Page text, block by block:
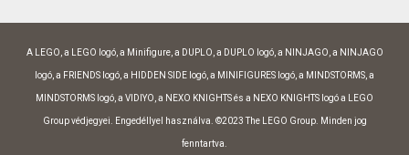
A LEGO, a LEGO logó, a Minifigure, a DUPLO, a DUPLO logó, a NINJAGO, a NINJAGO
logó, a FRIENDS logó, a HIDDEN SIDE logó, a MINIFIGURES logó, a MINDSTORMS, a
MINDSTORMS logó, a VIDIYO, a NEXO KNIGHTS és a NEXO KNIGHTS logó a LEGO
Group védjegyei. Engedéllyel használva. ©2023 The LEGO Group. Minden jog
fenntartva.